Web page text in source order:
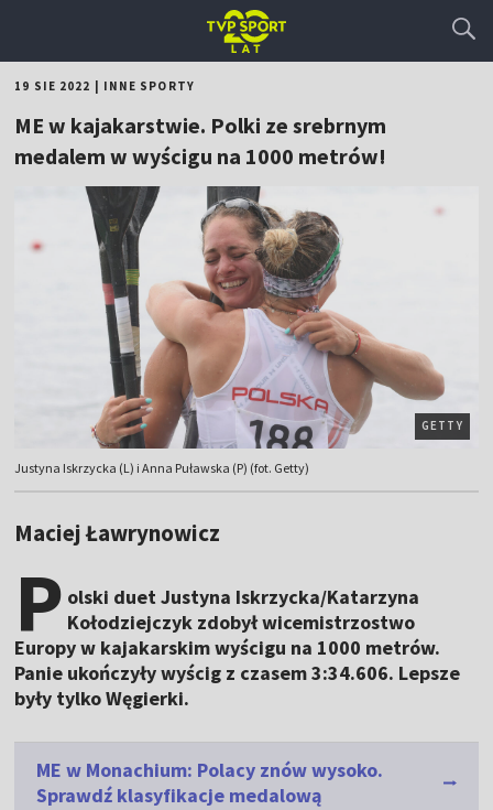
19 SIE 2022 INNE SPORTY
ME w kajakarstwie. Polki ze srebrnym
medalem w wyścigu na 1000 metrów!
GETTY
Justyna Iskrzycka (L) i Anna Puławska (P) (fot. Getty)
Maciej Ławrynowicz
P olski duet Justyna Iskrzycka/Katarzyna
Kołodziejczyk zdobył wicemistrzostwo
Europy w kajakarskim wyścigu na 1000 metrów.
Panie ukończyły wyścig z czasem 3:34.606. Lepsze
były tylko Węgierki.
ME w Monachium: Polacy znów wysoko.
Sprawdź klasyfikacje medalową